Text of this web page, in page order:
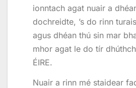
ionntach agat nuair a
dochreidte, ’s do rinn
agus dhéan thú sin mar
mhor agat le do tír
ÉIRE.
Nuair a rinn mé staidear